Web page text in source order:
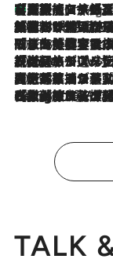
10 Hours Ago
【厳選旅コスメ】「多機能アイテムがメイン！」旅好き美容エディターが選んだ夏旅ベストコスメを発表【Mサイズジップ】
2026.8.6
「荷物が増えるほど旅ストレスは増す」美容ジャーナリストがたどり着いた最終結論。“化粧品を劇的に減らす”感動の凝縮美容とは
2026.8.6
「旅先には金髪ウィッグを持参」日本と同じメイクでは損してる!? 美容ジャーナリストが提案する“掟破りの
2026.8.6
【厳選旅コスメ】「身軽さ＆UV対策重視！」ヘアアーティストshucoが選んだ夏旅ベストコスメを発表【Mサイズジップ】
2026.8.5
【厳選旅コスメ】国内をあちこち移動する河井菜摘が選んだ夏旅ベストコスメ発表！「リラックスアイテムはマスト
2026.8.4
【厳選旅コスメ】「紫外線＆乾燥対策しながらメイク感も！」ヘア＆メイクGeorgeが選んだ夏旅ベストコスメを発表！【Mサイズジップ】
TALK